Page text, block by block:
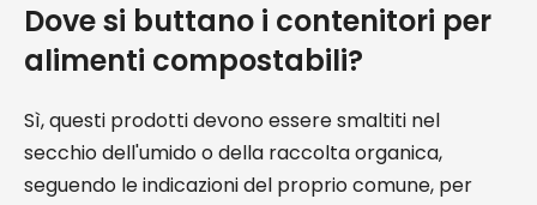
Dove si buttano i contenitori per
alimenti compostabili?
Sì, questi prodotti devono essere smaltiti nel
secchio dell'umido o della raccolta organica,
seguendo le indicazioni del proprio comune, per